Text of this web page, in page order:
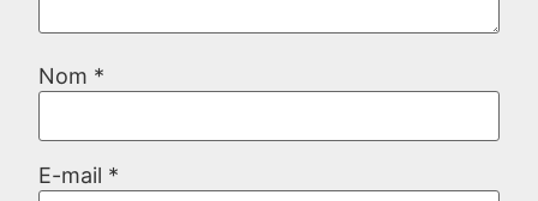
Nom *
E-mail *